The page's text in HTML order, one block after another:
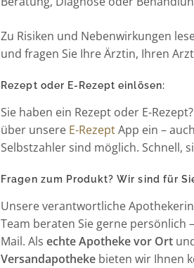
Zu Risiken und Nebenwirkungen
und fragen Sie Ihre Ärztin, Ihren
Rezept oder E-Rezept einlösen:
Sie haben ein Rezept oder E-
über unsere E-RezeptApp ein –
Selbstzahler sind möglich. Schnell,
Fragen zum Produkt? Wir sind für
Unsere verantwortliche Apothekerin
Team beraten Sie gerne persönlich
Mail. Alsechte Apotheke vor Ort
Versandapotheke bieten wir Ihnen